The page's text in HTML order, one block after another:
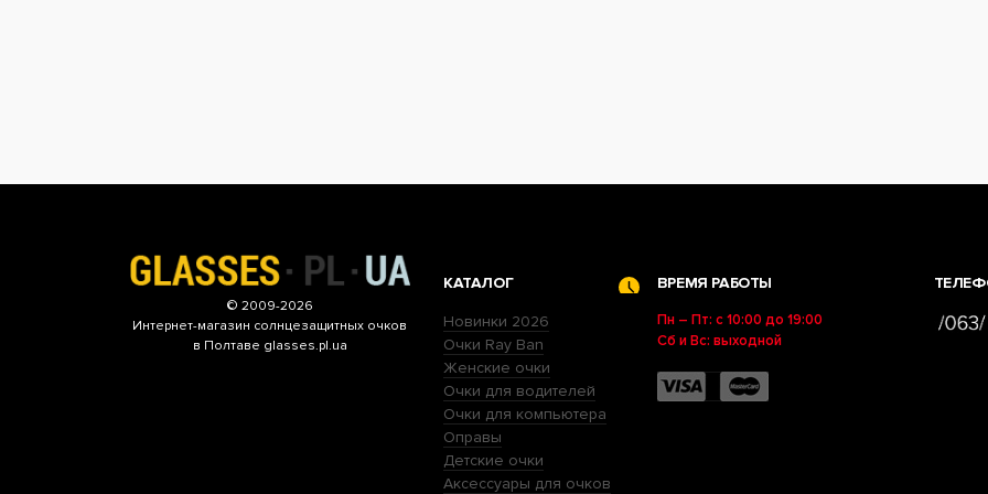
© 2009-2026
Интернет-магазин солнцезащитных очков
в Полтаве glasses.pl.ua
КАТАЛОГ
Новинки 2026
Очки Ray Ban
Женские очки
Очки для водителей
Очки для компьютера
Оправы
Детские очки
Аксессуары для очков
ВРЕМЯ РАБОТЫ
Пн – Пт: с 10:00 до 19:00
Сб и Вс: выходной